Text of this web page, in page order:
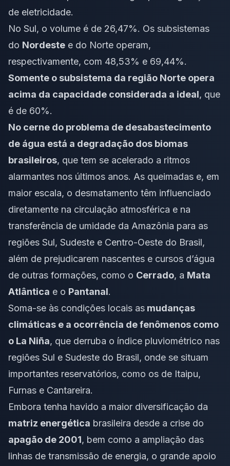
de eletricidade.
No Sul, o volume é de 26,47%. Os subsistemas
do Nordeste e do Norte operam,
respectivamente, com 48,53% e 69,44%.
Somente o subsistema da região Norte opera
acima da capacidade considerada a ideal, que
é de 60%.
No cerne do problema de desabastecimento
de água está a degradação dos biomas
brasileiros, que tem se acelerado a ritmos
alarmantes nos últimos anos. As queimadas e, em
maior escala, o desmatamento têm influenciado
diretamente na circulação atmosférica e na
transferência de umidade da Amazônia para as
regiões Sul, Sudeste e Centro-Oeste do Brasil,
além de prejudicarem nascentes e cursos d’água
de outras formações, como o Cerrado, a Mata
Atlântica e o Pantanal.
Soma-se às condições locais as mudanças
climáticas e a ocorrência de fenômenos como
o La Niña, que derruba o índice pluviométrico nas
regiões Sul e Sudeste do Brasil, onde se situam
importantes reservatórios, como os de Itaipu,
Furnas e Cantareira.
Embora tenha havido a maior diversificação da
matriz energética brasileira desde a crise do
apagão de 2001, bem como a ampliação das
linhas de transmissão de energia, o grande apoio